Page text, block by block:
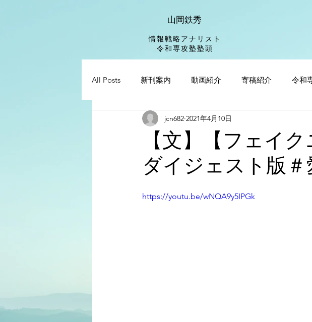
山岡鉄秀
情報戦略アナリスト
​令和専攻塾塾頭
All Posts 新刊案内 動画紹介 寄稿紹介 令和
【文】【フェイ
ダイジェスト版
jcn682 2021年4月10日
https://youtu.be/wNQA9y5IPGk